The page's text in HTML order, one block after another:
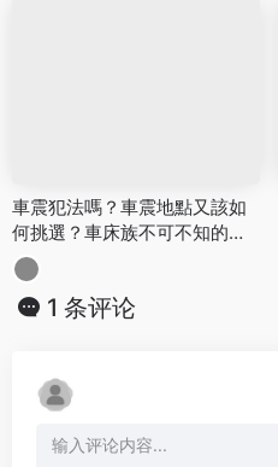
車震犯法嗎？車震地點又該如
何挑選？車床族不可不知的愛
愛大小事
1 条评论